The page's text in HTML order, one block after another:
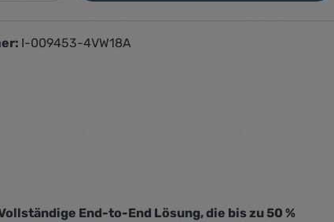
I-009453-4VW18A
End-to-End Lösung, die bis zu 50 %